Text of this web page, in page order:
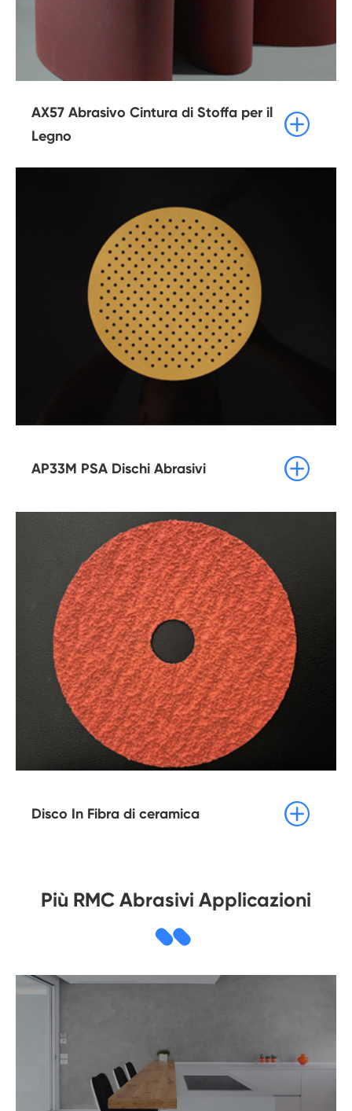
AX57 Abrasivo Cintura di Stoffa per il
Legno

AP33M PSA Dischi Abrasivi 
Disco In Fibra di ceramica 
Più RMC Abrasivi Applicazioni